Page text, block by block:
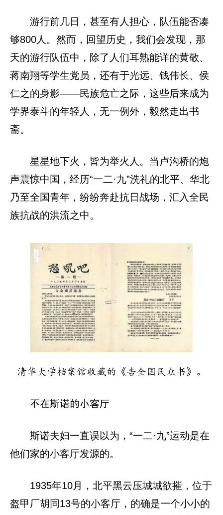
游行前几日，甚至有人担心，队伍能否凑
够800人。然而，回望历史，我们会发现，那
天的游行队伍中，除了人们耳熟能详的黄敬、
蒋南翔等学生党员，还有于光远、钱伟长、侯
仁之的身影——民族危亡之际，这些后来成为
学界泰斗的年轻人，无一例外，毅然走出书
斋。
星星地下火，皆为举火人。当卢沟桥的炮
声震惊中国，经历“一二·九”洗礼的北平、华北
乃至全国青年，纷纷奔赴抗日战场，汇入全民
族抗战的洪流之中。
清华大学档案馆收藏的《告全国民众书》。
不在斯诺的小客厅
斯诺夫妇一直误以为，“一二·九”运动是在
他们家的小客厅发源的。
1935年10月，北平黑云压城城欲摧，位于
盔甲厂胡同13号的小客厅，的确是一个小小的